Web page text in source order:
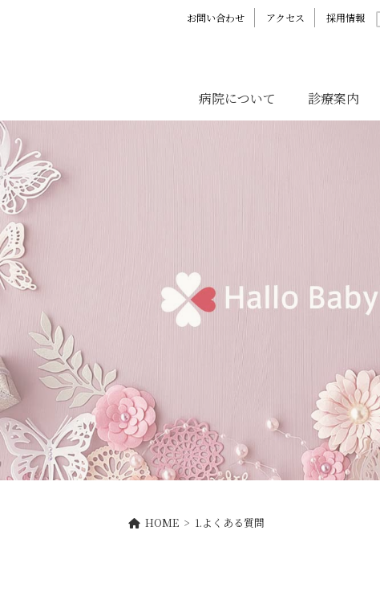
お問い合わせ アクセス 採用情報
病院について 診療案内
HOME > 1.よくある質問